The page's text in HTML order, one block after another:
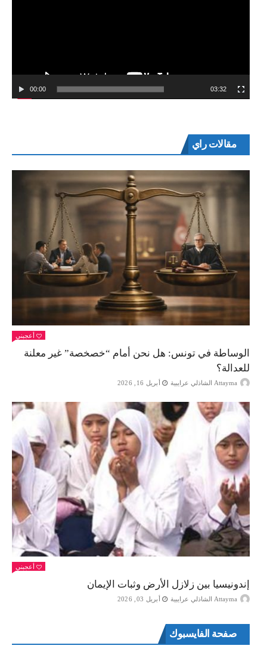
00:00 03:32
مقالات راي
أعجبني
الوساطة في تونس: هل نحن أمام “خصخصة” غير معلنة
للعدالة؟
Attayma الشاذلي عرايبية أبريل 16, 2026
أعجبني
إندونيسيا بين زلازل الأرض وثبات الإيمان
Attayma الشاذلي عرايبية أبريل 03, 2026
صفحة الفايسبوك